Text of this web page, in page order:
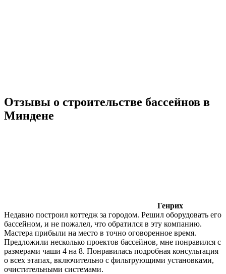
Отзывы о строительстве бассейнов в
Миндене
Генрих
Недавно построил коттедж за городом. Решил оборудовать его
бассейном, и не пожалел, что обратился в эту компанию.
Мастера прибыли на место в точно оговоренное время.
Предложили несколько проектов бассейнов, мне понравился с
размерами чаши 4 на 8. Понравилась подробная консультация
о всех этапах, включительно с фильтрующими установками,
очистительными системами.